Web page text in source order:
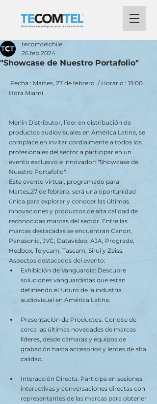
"Showcase de Nuestro Portafolio"
tecomtelchile
26 feb 2024
Fecha : Martes, 27 de febrero  / Horario : 13:00
Hora Miami
Merlin Distributor, líder en distribución de
productos audiovisuales en América Latina, se
complace en invitar cordialmente a todos los
profesionales del sector a participar en un
evento exclusivo e innovador: "Showcase de
Nuestro Portafolio".
Este evento virtual, programado para
Martes,27 de febrero, será una oportunidad
única para explorar y conocer las últimas
innovaciones y productos de alta calidad de
reconocidas marcas del sector. Entre las
marcas destacadas se encuentran Canon,
Panasonic, JVC, Datavideo, AJA, Prograde,
Hedbox, Telycam, Tascam, Sirui y Zeiss.
Aspectos destacados del evento:
Exhibición de Vanguardia: Descubre
soluciones vanguardistas que están
definiendo el futuro de la industria
audiovisual en América Latina.
Presentación de Productos: Conoce de
cerca las últimas novedades de marcas
líderes, desde cámaras y equipos de
grabación hasta accesorios y lentes de alta
calidad.
Interacción Directa: Participa en sesiones
interactivas y conversaciones directas con
representantes de las marcas para obtener